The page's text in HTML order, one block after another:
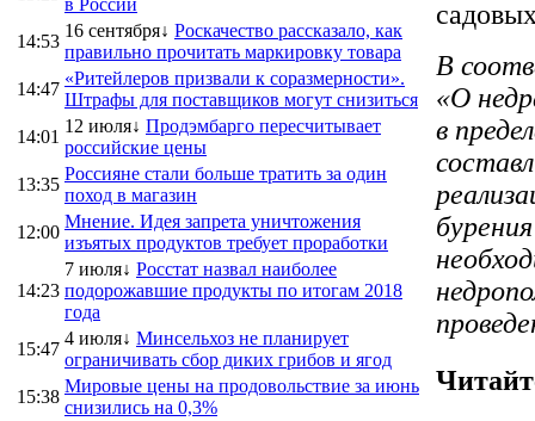
14:53
16 сентября↓ Роскачество рассказало, как
правильно прочитать маркировку товара
14:47
«Ритейлеров призвали к соразмерности».
Штрафы для поставщиков могут снизиться
14:01
12 июля↓ Продэмбарго пересчитывает
российские цены
13:35
Россияне стали больше тратить за один
поход в магазин
12:00
Мнение. Идея запрета уничтожения
изъятых продуктов требует проработки
14:23
7 июля↓ Росстат назвал наиболее
подорожавшие продукты по итогам 2018
года
15:47
4 июля↓ Минсельхоз не планирует
ограничивать сбор диких грибов и ягод
15:38
Мировые цены на продовольствие за июнь
снизились на 0,3%
В
«О
в